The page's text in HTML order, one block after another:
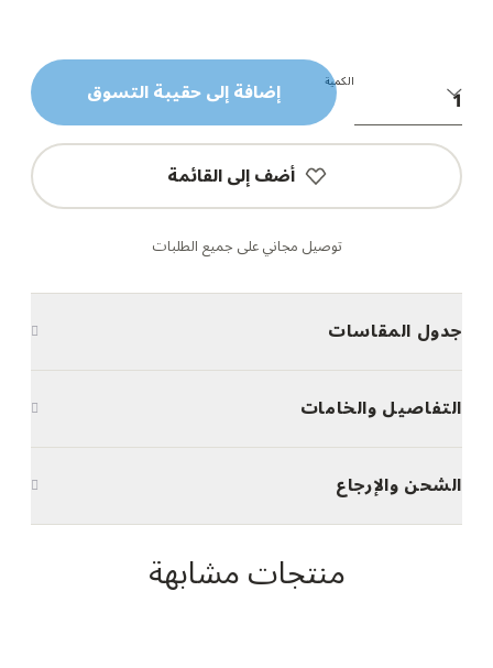
الكمية إضافة إلى حقيبة التسوق
أضف إلى القائمة
توصيل مجاني على جميع الطلبات
جدول المقاسات
التفاصيل والخامات
الشحن والإرجاع
منتجات مشابهة